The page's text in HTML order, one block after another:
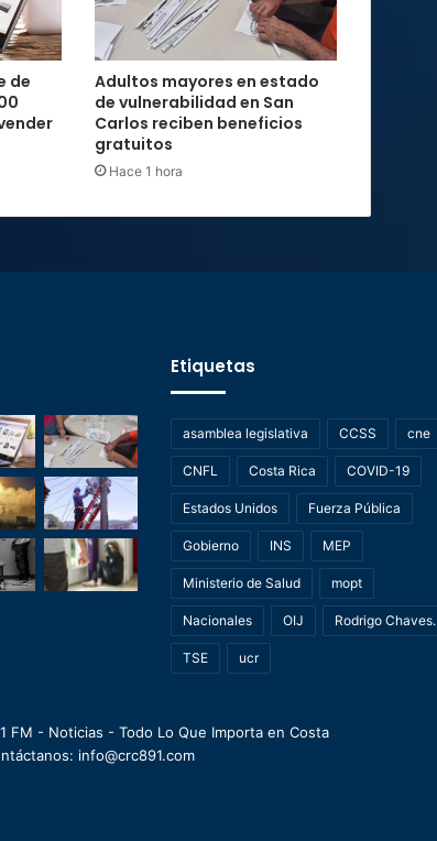
de
Adultos mayores en estado
de vulnerabilidad en San
Carlos reciben beneficios
gratuitos
Hace 1 hora
Etiquetas
asamblea legislativa CCSS cne
CNFL Costa Rica COVID-19
Estados Unidos Fuerza Pública
Gobierno INS MEP
Ministerio de Salud mopt
Nacionales OIJ Rodrigo Chaves.
TSE ucr
FM - Noticias - Todo Lo Que Importa en Costa
info@crc891.com